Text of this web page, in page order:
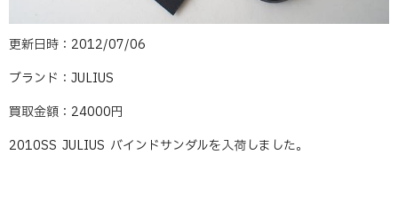
更新日時：2012/07/06
ブランド：JULIUS
買取金額：24000円
2010SS JULIUS バインドサンダルを入荷しました。